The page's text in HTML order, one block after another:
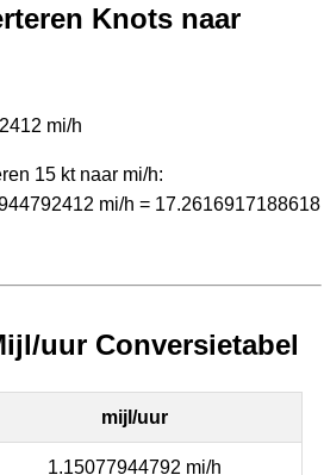
Knots naar
mi/h
15 kt naar mi/h:
mi/h = 17.2616917188618
uur Conversietabel
mijl/uur
1.15077944792 mi/h